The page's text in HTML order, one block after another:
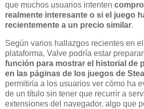
que muchos usuarios intenten
realmente interesante o si el juego
recientemente a un precio similar.
Según varios hallazgos recientes en
plataforma, Valve podría estar
función para mostrar el historial de
en las páginas de los juegos de
permitiría a los usuarios ver cómo ha
de un título sin tener que recurrir a
extensiones del navegador, algo que